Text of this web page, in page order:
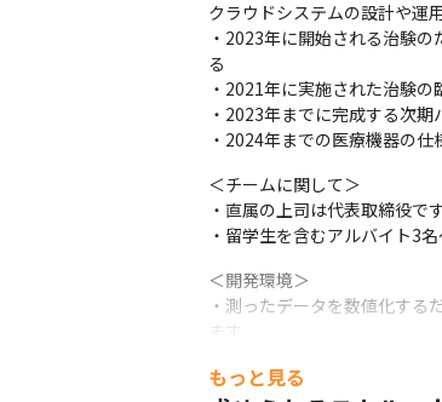
クラウドシステムの設計や運
・2023年に開始される治験
る
・2021年に実施された治験
・2023年までに完成する次
・2024年までの医療機器の
＜チームに関して＞
・直属の上司は代表取締役で
・留学生を含むアルバイト3
＜開発環境＞
・測ったデータを数値化す
ます
・基本はアジャイルを採用し
もっと見る